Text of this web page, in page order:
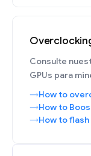
Consulte
GPUs para
How to
How to
How to